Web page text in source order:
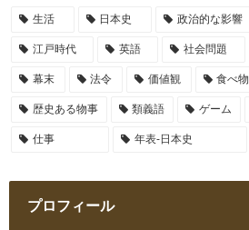
生活 日本史 政治的な影響
江戸時代 英語 社会問題
幕末 法令 価値観 食べ物
歴史ある物事 類義語 ゲーム
仕事 年表-日本史
プロフィール